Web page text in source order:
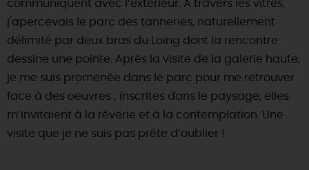
communiquent avec l’extérieur. A travers les vitres,
j'apercevais le parc des tanneries, naturellement
délimité par deux bras du Loing dont la rencontre
dessine une pointe. Après la visite de la galerie haute,
je me suis promenée dans le parc pour me retrouver
face à des oeuvres ; inscrites dans le paysage, elles
m’invitaient à la rêverie et à la contemplation. Une
visite que je ne suis pas prête d’oublier !